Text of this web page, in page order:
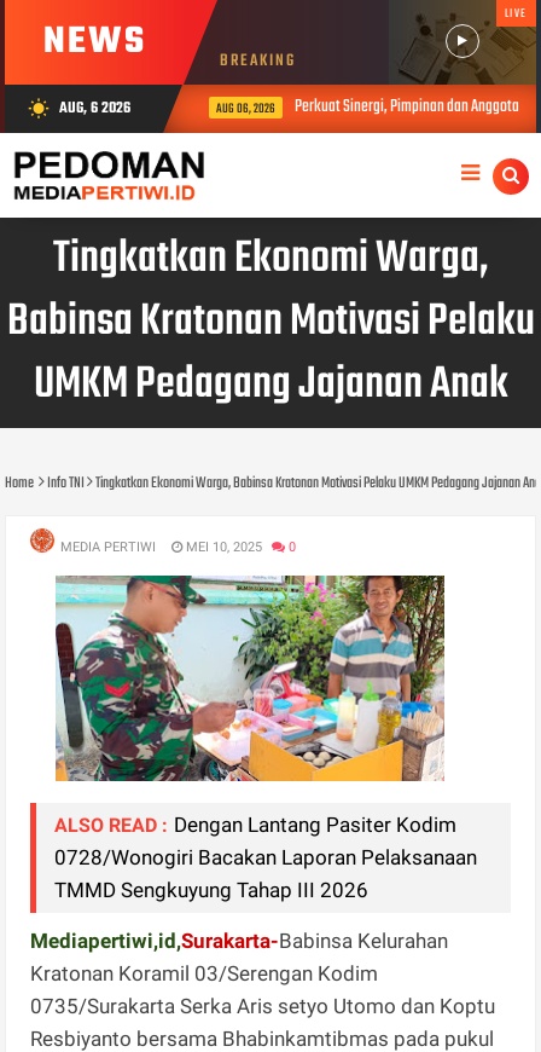
NEWS BREAKING
LIVE
wb_sunny AUG, 6 2026 AUG 06, 2026 Perkuat Sinergi, Pimpinan dan Anggota
Tingkatkan Ekonomi Warga,
Babinsa Kratonan Motivasi Pelaku
UMKM Pedagang Jajanan Anak
Home Info TNI Tingkatkan Ekonomi Warga, Babinsa Kratonan Motivasi Pelaku UMKM Pedagang Jajanan
MEDIA PERTIWI MEI 10, 2025 0
ALSO READ : Dengan Lantang Pasiter Kodim
0728/Wonogiri Bacakan Laporan Pelaksanaan
TMMD Sengkuyung Tahap III 2026
Mediapertiwi,id,Surakarta-Babinsa Kelurahan
Kratonan Koramil 03/Serengan Kodim
0735/Surakarta Serka Aris setyo Utomo dan Koptu
Resbiyanto bersama Bhabinkamtibmas pada pukul